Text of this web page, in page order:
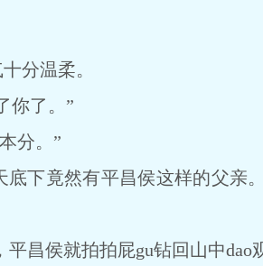
分温柔。
了。”
分。”
竟然有平昌侯这样的父亲
侯就拍拍屁gu钻回山中dao